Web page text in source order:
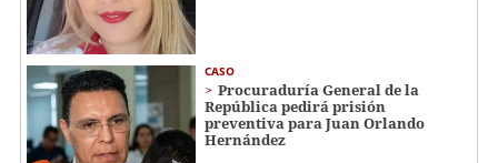
CASO
Procuraduría General de la
República pedirá prisión
preventiva para Juan Orlando
Hernández